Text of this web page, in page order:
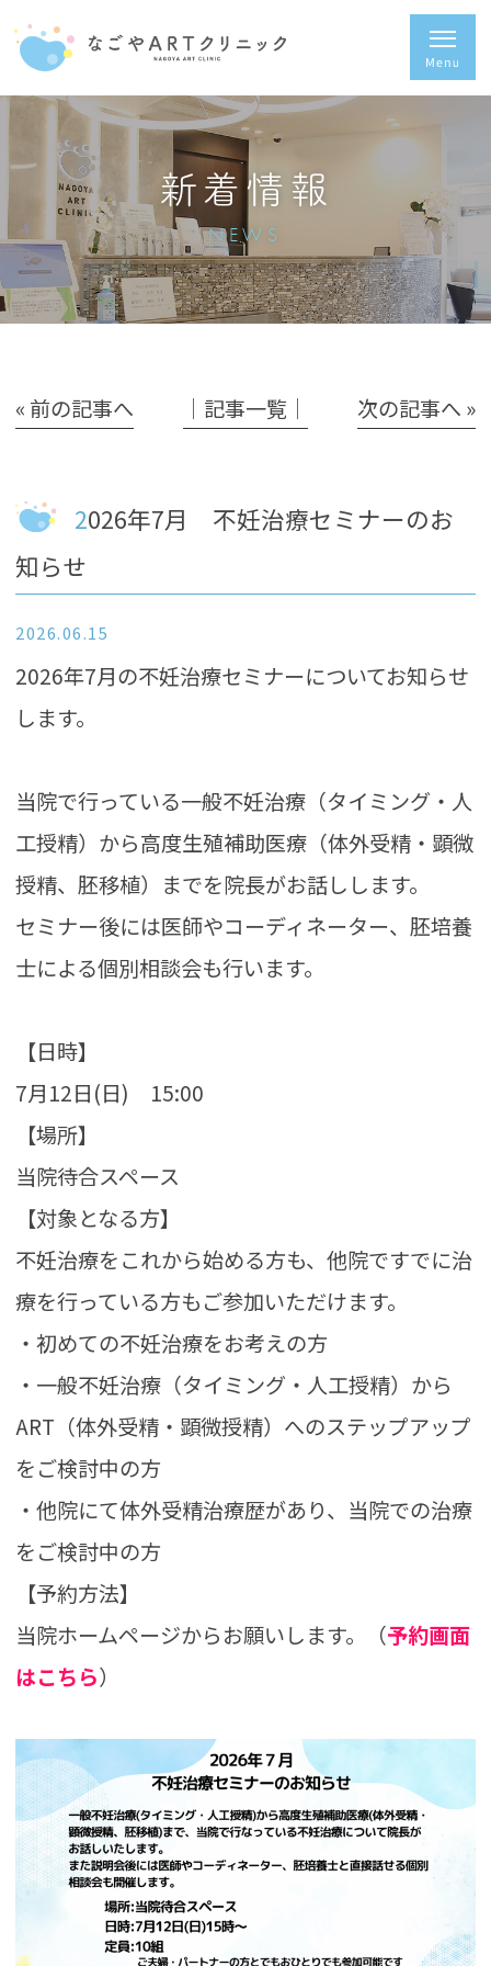
新着情報
NEWS
« 前の記事へ │記事一覧│ 次の記事へ »
2026年7月 不妊治療セミナーのお
知らせ
2026.06.15
2026年7月の不妊治療セミナーについてお知らせ
します。
当院で行っている一般不妊治療（タイミング・人
工授精）から高度生殖補助医療（体外受精・顕微
授精、胚移植）までを院長がお話しします。
セミナー後には医師やコーディネーター、胚培養
士による個別相談会も行います。
【日時】
7月12日(日) 15:00
【場所】
当院待合スペース
【対象となる方】
不妊治療をこれから始める方も、他院ですでに治
療を行っている方もご参加いただけます。
・初めての不妊治療をお考えの方
・一般不妊治療（タイミング・人工授精）から
ART（体外受精・顕微授精）へのステップアップ
をご検討中の方
・他院にて体外受精治療歴があり、当院での治療
をご検討中の方
【予約方法】
当院ホームページからお願いします。（予約画面
はこちら）